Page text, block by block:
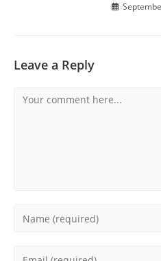
Leave a Reply
Comment
Enter
Enter